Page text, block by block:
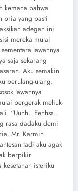
kemana bahwa
pria yang pasti
adegan ini
mereka mulai
lawannya
saja sekarang
Aku semakin
berulang-ulang.
lawannya
bergerak meliuk-
“Uuhh.. Eehhss..
rasa dadaku demi
Mr. Karmin
tadi aku agak
berpikir
kesetanan isteriku